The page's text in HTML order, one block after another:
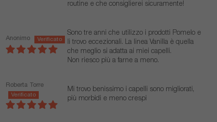
routine e che consiglierei sicuramente!
Anonimo
Sono tre anni che utilizzo i prodotti Pomelo e
li trovo eccezionali. La linea Vanilla è quella
che meglio si adatta ai miei capelli.
Non riesco più a farne a meno.
Roberta Torre
Mi trovo benissimo i capelli sono migliorati,
più morbidi e meno crespi